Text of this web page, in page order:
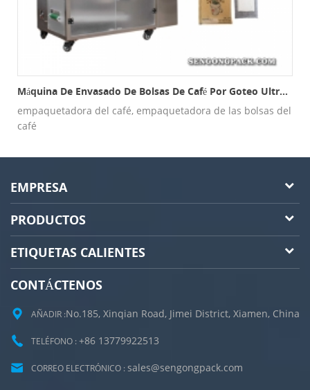
Máquina De Envasado De Bolsas De Café Por Goteo Ultrasónico C19d Interior Y Exterior
empaquetadora del café, empaquetadora de las bolsas del
café
EMPRESA
PRODUCTOS
ETIQUETAS CALIENTES
CONTÁCTENOS
AÑADIR :No.185, Xinqian Road, Jimei District, Xiamen, China
TELÉFONO : +86 13779922513
CORREO ELECTRÓNICO : sales@sengongpack.com